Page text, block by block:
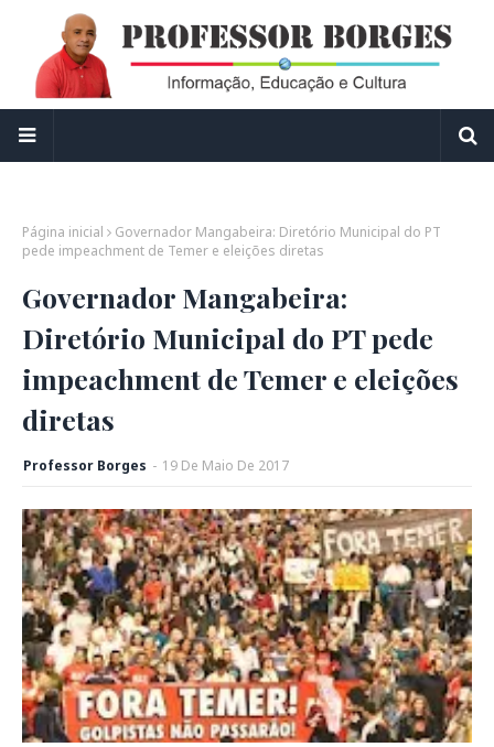
Página inicial
Governador Mangabeira: Diretório Municipal do PT
pede impeachment de Temer e eleições diretas
Governador Mangabeira:
Diretório Municipal do PT pede
impeachment de Temer e eleições
diretas
Professor Borges - 19 De Maio De 2017